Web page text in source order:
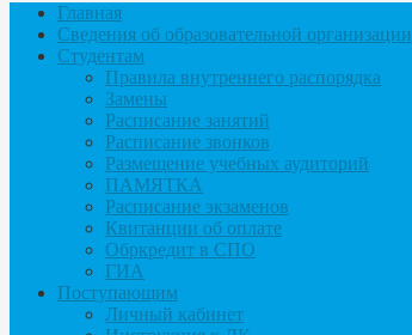
Главная
Сведения об образовательной организации
Студентам
Правила внутреннего распорядка
Замены
Расписание занятий
Расписание звонков
Размещение учебных аудиторий
ПАМЯТКА
Расписание экзаменов
Квитанции об оплате
Обркредит в СПО
ГИА
Поступающим
Личный кабинет